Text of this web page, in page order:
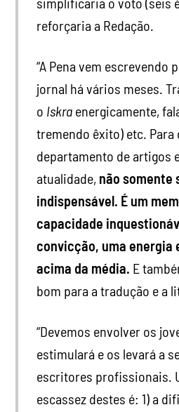
reforçaria a Redação.
“A Pena vem escrevendo
jornal há vários meses.
o Iskra energicamente,
tremendo êxito) etc. Para
departamento de artigos
atualidade, não somente
indispensável. É um
capacidade
convicção, uma energia
acima da média. E
bom para a tradução e a
“Devemos envolver os
estimulará e os levará a
escritores profissionais.
escassez destes é: 1) a